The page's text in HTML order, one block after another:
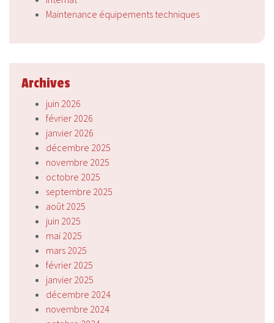
Maintenance équipements techniques
Archives
juin 2026
février 2026
janvier 2026
décembre 2025
novembre 2025
octobre 2025
septembre 2025
août 2025
juin 2025
mai 2025
mars 2025
février 2025
janvier 2025
décembre 2024
novembre 2024